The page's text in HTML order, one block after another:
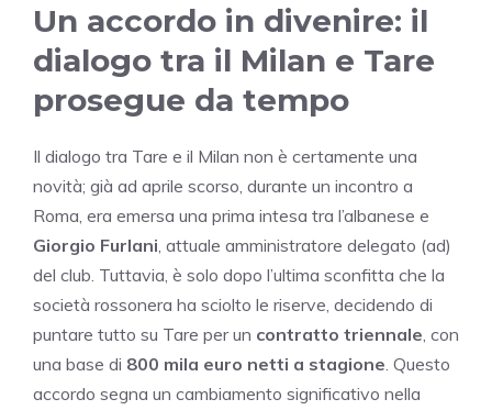
Un accordo in divenire: il
dialogo tra il Milan e Tare
prosegue da tempo
Il dialogo tra Tare e il Milan non è certamente una
novità; già ad aprile scorso, durante un incontro a
Roma, era emersa una prima intesa tra l’albanese e
Giorgio Furlani , attuale amministratore delegato (ad)
del club. Tuttavia, è solo dopo l’ultima sconfitta che la
società rossonera ha sciolto le riserve, decidendo di
puntare tutto su Tare per un contratto triennale , con
una base di 800 mila euro netti a stagione . Questo
accordo segna un cambiamento significativo nella